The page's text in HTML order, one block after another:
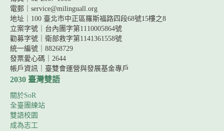
電郵｜service@milinguall.org
地址｜100 臺北市中正區羅斯福路四段68號15樓之8
立案字號｜台內團字第1110005864號
勸募字號｜ 衛部救字第1141361558號
統一編號｜88268729
發票愛心碼｜2644
帳戶資訊｜ 臺雙會運營與發展基金專戶
2030 臺灣雙語
關於SoR
全臺團練站
雙語校園
成為志工